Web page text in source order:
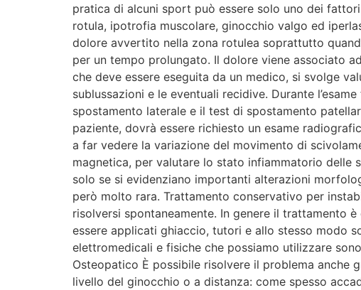
pratica di alcuni sport può essere solo uno dei
rotula, ipotrofia muscolare, ginocchio valgo ed
dolore avvertito nella zona rotulea soprattutto
per un tempo prolungato. Il dolore viene associato
che deve essere eseguita da un medico, si svolge
sublussazioni e le eventuali recidive. Durante
spostamento laterale e il test di spostamento
paziente, dovrà essere richiesto un esame
a far vedere la variazione del movimento di
magnetica, per valutare lo stato infiammatorio delle
solo se si evidenziano importanti alterazioni
però molto rara. Trattamento conservativo per
risolversi spontaneamente. In genere il trattamento
essere applicati ghiaccio, tutori e allo stesso modo
elettromedicali e fisiche che possiamo utilizzare
Osteopatico È possibile risolvere il problema
livello del ginocchio o a distanza: come spesso